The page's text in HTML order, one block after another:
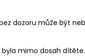
dozoru může být
mimo dosah